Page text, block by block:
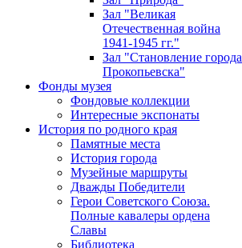
Зал "Великая
Отечественная война
1941-1945 гг."
Зал "Становление города
Прокопьевска"
Фонды музея
Фондовые коллекции
Интересные экспонаты
История по родного края
Памятные места
История города
Музейные маршруты
Дважды Победители
Герои Советского Союза.
Полные кавалеры ордена
Славы
Библиотека